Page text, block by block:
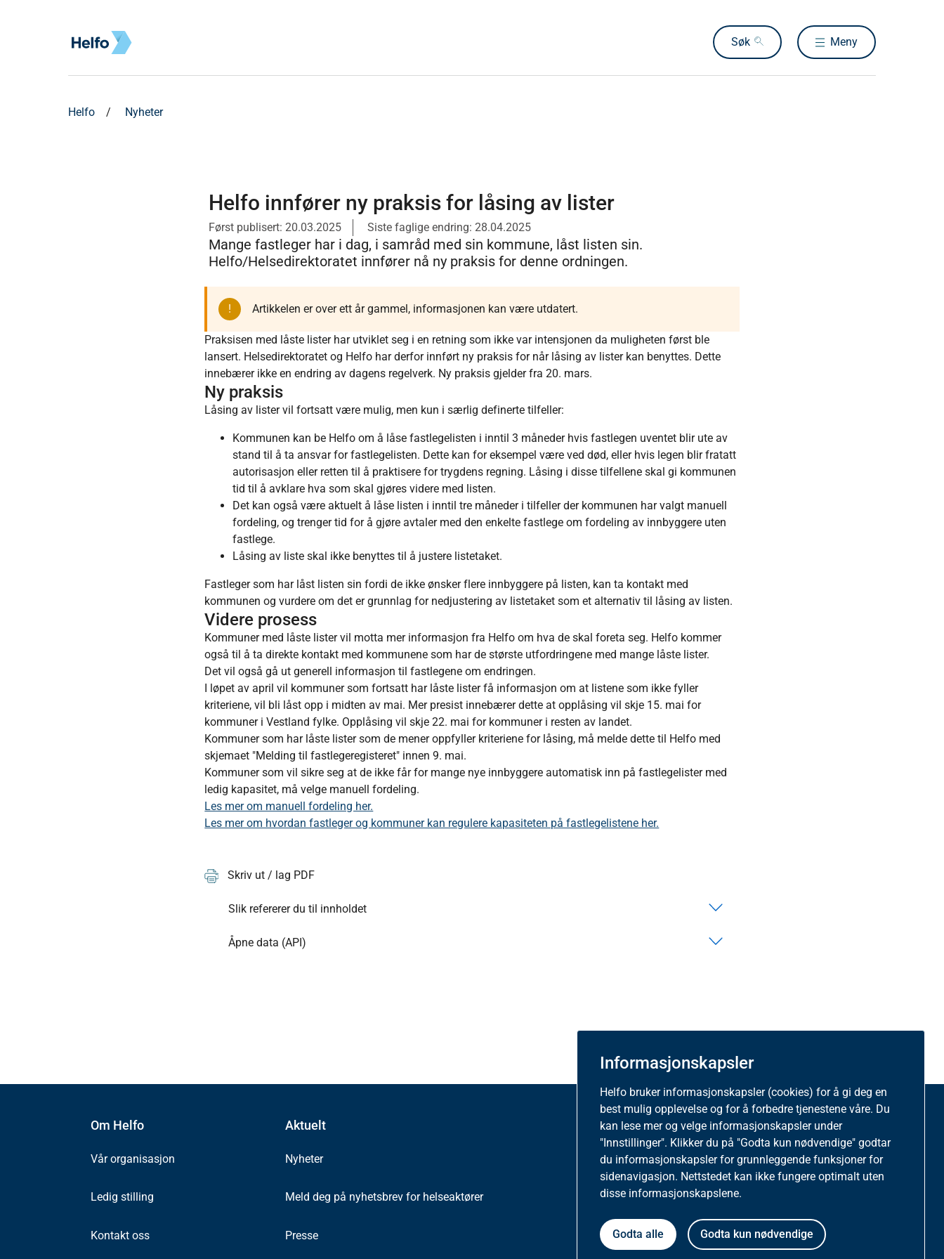
Informasjonskapsler
Helfo bruker informasjonskapsler (cookies) for å gi deg en
best mulig opplevelse og for å forbedre tjenestene våre. Du
kan lese mer og velge informasjonskapsler under
"Innstillinger". Klikker du på "Godta kun nødvendige" godtar
du informasjonskapsler for grunnleggende funksjoner for
sidenavigasjon. Nettstedet kan ikke fungere optimalt uten
disse informasjonskapslene.
Godta alle Godta kun nødvendige
Søk Meny
Helfo Nyheter
Helfo innfører ny praksis for låsing av lister
Først publisert: 20.03.2025 Siste faglige endring: 28.04.2025
Mange fastleger har i dag, i samråd med sin kommune, låst listen sin.
Helfo/Helsedirektoratet innfører nå ny praksis for denne ordningen.
Artikkelen er over ett år gammel, informasjonen kan være utdatert.
Praksisen med låste lister har utviklet seg i en retning som ikke var intensjonen da muligheten først ble
lansert. Helsedirektoratet og Helfo har derfor innført ny praksis for når låsing av lister kan benyttes. Dette
innebærer ikke en endring av dagens regelverk. Ny praksis gjelder fra 20. mars.
Ny praksis
Låsing av lister vil fortsatt være mulig, men kun i særlig definerte tilfeller:
Kommunen kan be Helfo om å låse fastlegelisten i inntil 3 måneder hvis fastlegen uventet blir ute av
stand til å ta ansvar for fastlegelisten. Dette kan for eksempel være ved død, eller hvis legen blir fratatt
autorisasjon eller retten til å praktisere for trygdens regning. Låsing i disse tilfellene skal gi kommunen
tid til å avklare hva som skal gjøres videre med listen.
Det kan også være aktuelt å låse listen i inntil tre måneder i tilfeller der kommunen har valgt manuell
fordeling, og trenger tid for å gjøre avtaler med den enkelte fastlege om fordeling av innbyggere uten
fastlege.
Låsing av liste skal ikke benyttes til å justere listetaket.
Fastleger som har låst listen sin fordi de ikke ønsker flere innbyggere på listen, kan ta kontakt med
kommunen og vurdere om det er grunnlag for nedjustering av listetaket som et alternativ til låsing av listen.
Videre prosess
Kommuner med låste lister vil motta mer informasjon fra Helfo om hva de skal foreta seg. Helfo kommer
også til å ta direkte kontakt med kommunene som har de største utfordringene med mange låste lister.
Det vil også gå ut generell informasjon til fastlegene om endringen.
I løpet av april vil kommuner som fortsatt har låste lister få informasjon om at listene som ikke fyller
kriteriene, vil bli låst opp i midten av mai. Mer presist innebærer dette at opplåsing vil skje 15. mai for
kommuner i Vestland fylke. Opplåsing vil skje 22. mai for kommuner i resten av landet.
Kommuner som har låste lister som de mener oppfyller kriteriene for låsing, må melde dette til Helfo med
skjemaet "Melding til fastlegeregisteret" innen 9. mai.
Kommuner som vil sikre seg at de ikke får for mange nye innbyggere automatisk inn på fastlegelister med
ledig kapasitet, må velge manuell fordeling.
Les mer om manuell fordeling her.
Les mer om hvordan fastleger og kommuner kan regulere kapasiteten på fastlegelistene her.
Skriv ut / lag PDF
Slik refererer du til innholdet
Åpne data (API)
Om Helfo
Vår organisasjon
Ledig stilling
Kontakt oss
Aktuelt
Nyheter
Meld deg på nyhetsbrev for helseaktører
Presse
Om nettstedet
Besøksstatistikk og informasjonskapsler på helfo.no
Personvernerklæring
Tilgjengelighetserklæring